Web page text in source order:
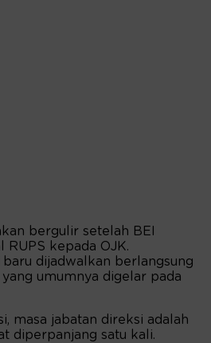
bergulir setelah BEI
RUPS kepada OJK.
dijadwalkan berlangsung
yang umumnya digelar pada
masa jabatan direksi adalah
diperpanjang satu kali.